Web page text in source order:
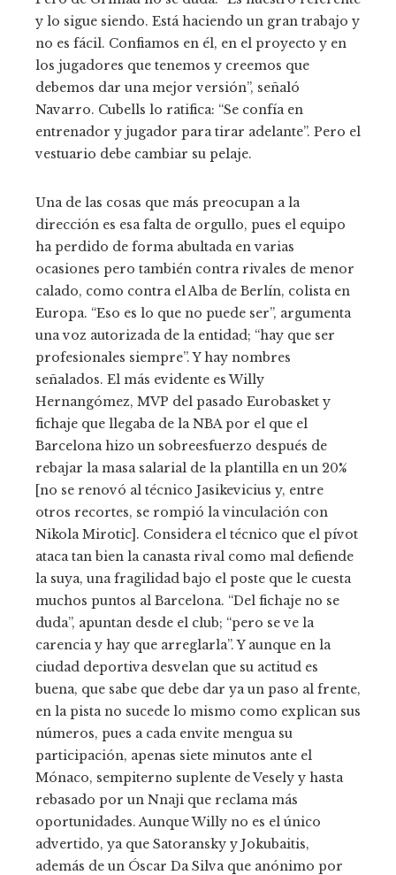
y lo sigue siendo. Está haciendo un gran trabajo y
no es fácil. Confiamos en él, en el proyecto y en
los jugadores que tenemos y creemos que
debemos dar una mejor versión”, señaló
Navarro. Cubells lo ratifica: “Se confía en
entrenador y jugador para tirar adelante”. Pero el
vestuario debe cambiar su pelaje.
Una de las cosas que más preocupan a la
dirección es esa falta de orgullo, pues el equipo
ha perdido de forma abultada en varias
ocasiones pero también contra rivales de menor
calado, como contra el Alba de Berlín, colista en
Europa. “Eso es lo que no puede ser”, argumenta
una voz autorizada de la entidad; “hay que ser
profesionales siempre”. Y hay nombres
señalados. El más evidente es Willy
Hernangómez, MVP del pasado Eurobasket y
fichaje que llegaba de la NBA por el que el
Barcelona hizo un sobreesfuerzo después de
rebajar la masa salarial de la plantilla en un 20%
[no se renovó al técnico Jasikevicius y, entre
otros recortes, se rompió la vinculación con
Nikola Mirotic]. Considera el técnico que el pívot
ataca tan bien la canasta rival como mal defiende
la suya, una fragilidad bajo el poste que le cuesta
muchos puntos al Barcelona. “Del fichaje no se
duda”, apuntan desde el club; “pero se ve la
carencia y hay que arreglarla”. Y aunque en la
ciudad deportiva desvelan que su actitud es
buena, que sabe que debe dar ya un paso al frente,
en la pista no sucede lo mismo como explican sus
números, pues a cada envite mengua su
participación, apenas siete minutos ante el
Mónaco, sempiterno suplente de Vesely y hasta
rebasado por un Nnaji que reclama más
oportunidades. Aunque Willy no es el único
advertido, ya que Satoransky y Jokubaitis,
además de un Óscar Da Silva que anónimo por